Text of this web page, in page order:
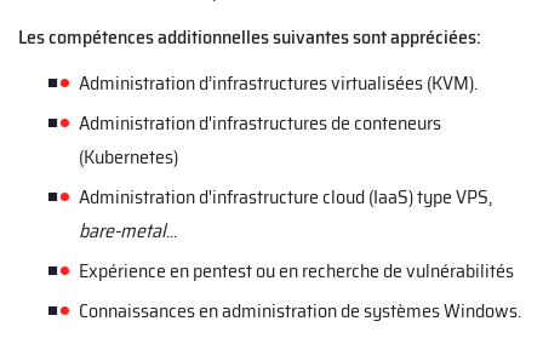
Les compétences additionnelles suivantes sont appréciées:
Administration d’infrastructures virtualisées (KVM).
Administration d'infrastructures de conteneurs
(Kubernetes)
Administration d'infrastructure cloud (IaaS) type VPS,
bare-metal...
Expérience en pentest ou en recherche de vulnérabilités
Connaissances en administration de systèmes Windows.